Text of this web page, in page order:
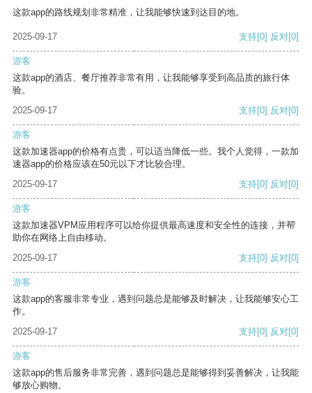
这款app的路线规划非常精准，让我能够快速到达目的地。
2025-09-17 支持[0] 反对[0]
游客
这款app的酒店、餐厅推荐非常有用，让我能够享受到高品质的旅行体
验。
2025-09-17
支持[0] 反对[0]
游客
这款加速器app的价格有点贵，可以适当降低一些。我个人觉得，一款加
速器app的价格应该在50元以下才比较合理。
2025-09-17
支持[0] 反对[0]
游客
这款加速器VPM应用程序可以给你提供最高速度和安全性的连接，并帮
助你在网络上自由移动。
2025-09-17
支持[0] 反对[0]
游客
这款app的客服非常专业，遇到问题总是能够及时解决，让我能够安心工
作。
2025-09-17
支持[0] 反对[0]
游客
这款app的售后服务非常完善，遇到问题总是能够得到妥善解决，让我能
够放心购物。